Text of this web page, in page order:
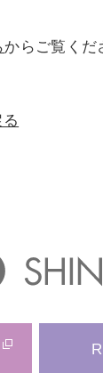
からご覧くだ